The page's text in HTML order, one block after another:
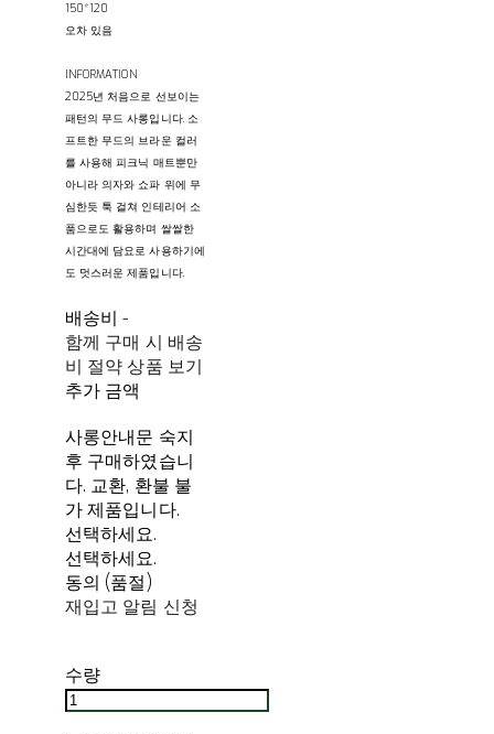
150*120
오차 있음
INFORMATION
2025년 처음으로 선보이는
패턴의 무드 사롱입니다. 소
프트한 무드의 브라운 컬러
를 사용해 피크닉 매트뿐만
아니라 의자와 쇼파 위에 무
심한듯 툭 걸쳐 인테리어 소
품으로도 활용하며 쌀쌀한
시간대에 담요로 사용하기에
도 멋스러운 제품입니다.
배송비-
함께 구매 시 배송
비 절약 상품 보기
추가 금액
사롱안내문 숙지
후 구매하였습니
다. 교환, 환불 불
가 제품입니다.
선택하세요.
선택하세요.
동의 (품절)
재입고 알림 신청
수량